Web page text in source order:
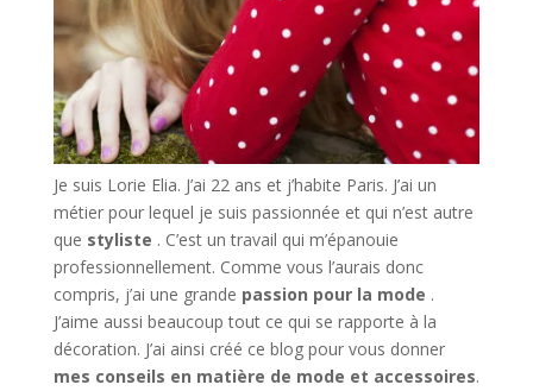
Je suis Lorie Elia. J’ai 22 ans et j’habite Paris. J’ai un
métier pour lequel je suis passionnée et qui n’est autre
que styliste . C’est un travail qui m’épanouie
professionnellement. Comme vous l’aurais donc
compris, j’ai une grande passion pour la mode .
J’aime aussi beaucoup tout ce qui se rapporte à la
décoration. J’ai ainsi créé ce blog pour vous donner
mes conseils en matière de mode et accessoires.